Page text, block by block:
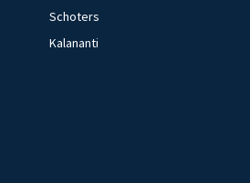
Schoters
Kalananti